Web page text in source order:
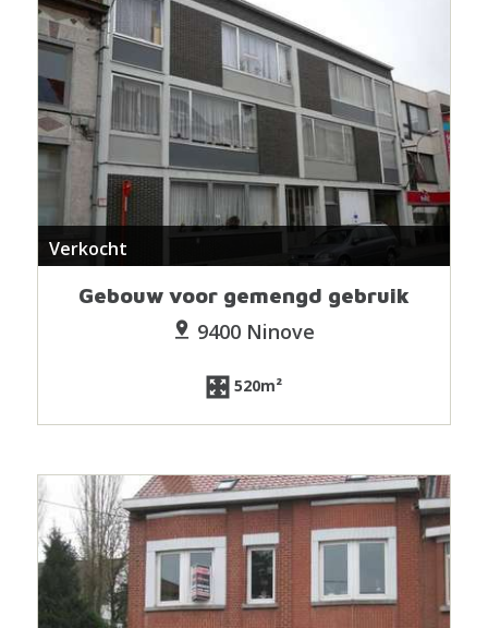
Verkocht
Gebouw voor gemengd gebruik
9400 Ninove
520m²